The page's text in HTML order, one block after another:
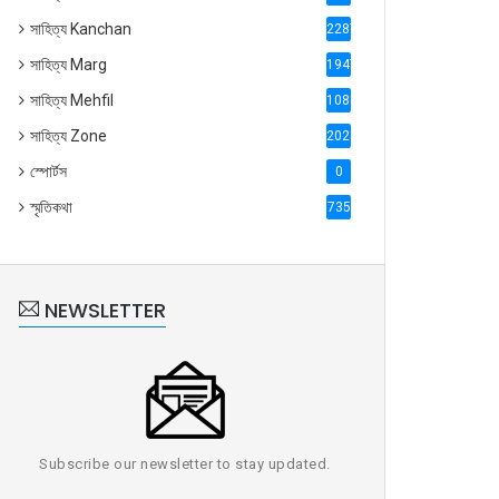
সাহিত্য Kanchan 2287
সাহিত্য Marg 1947
সাহিত্য Mehfil 1088
সাহিত্য Zone 2028
স্পোর্টস 0
স্মৃতিকথা 735
NEWSLETTER
Subscribe our newsletter to stay updated.